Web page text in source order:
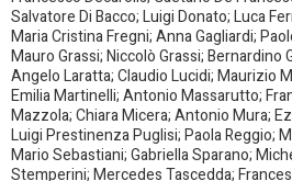
Salvatore Di Bacco; Luigi Donato; Luca
Maria Cristina Fregni; Anna Gagliardi;
Mauro Grassi; Niccolò Grassi; Bernardino
Angelo Laratta; Claudio Lucidi; Maurizio
Emilia Martinelli; Antonio Massarutto;
Mazzola; Chiara Micera; Antonio Mura;
Luigi Prestinenza Puglisi; Paola Reggio;
Mario Sebastiani; Gabriella Sparano;
Stemperini; Mercedes Tascedda;